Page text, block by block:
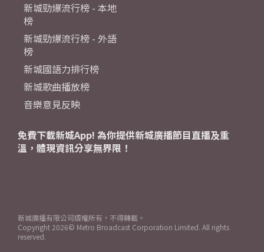
新城勁爆流行榜 - 本地
榜
新城勁爆流行榜 - 外語
榜
新城國語力排行榜
新城歌曲播放榜
音樂意見反映
免費下載新城App! 為你提供新城廣播節目直播及重
溫，體現資訊分享無界限！
新城廣播有限公司版權所有，不得轉載。
Copyright 2026© Metro Broadcast Corporation Limited. All rights
reserved.